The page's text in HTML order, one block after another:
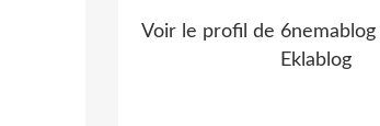
Voir le profil de 6nemablog
Eklablog